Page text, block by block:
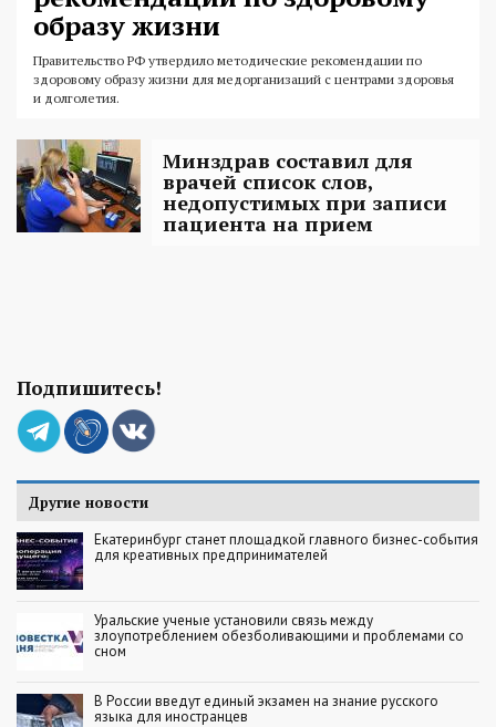
образу жизни
Правительство РФ утвердило методические рекомендации по
здоровому образу жизни для медорганизаций с центрами здоровья
и долголетия.
Минздрав составил для
врачей список слов,
недопустимых при записи
пациента на прием
Подпишитесь!
Другие новости
Екатеринбург станет площадкой главного бизнес-события
для креативных предпринимателей
Уральские ученые установили связь между
злоупотреблением обезболивающими и проблемами со
сном
В России введут единый экзамен на знание русского
языка для иностранцев